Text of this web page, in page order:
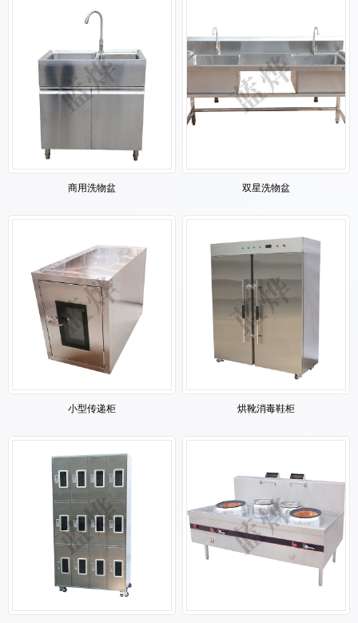
商用洗物盆 双星洗物盆
小型传递柜 烘靴消毒鞋柜